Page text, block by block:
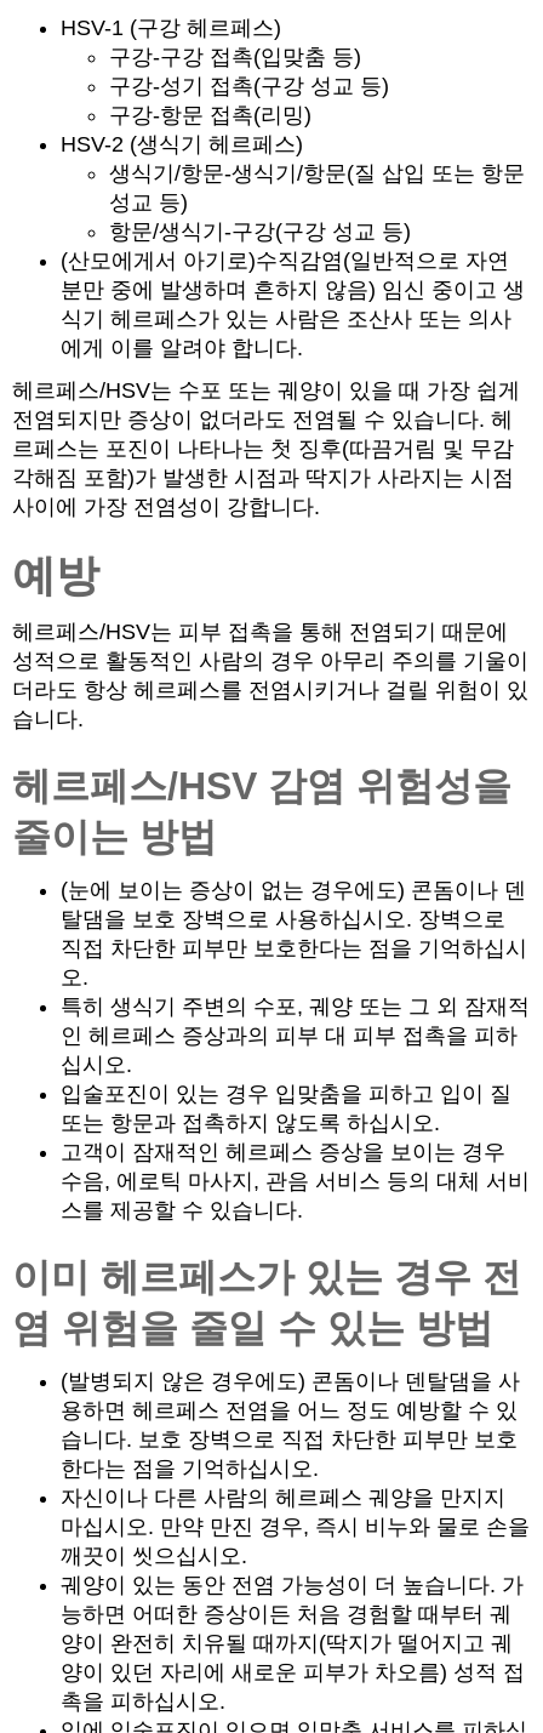
HSV-1 (구강 헤르페스)
구강-구강 접촉(입맞춤 등)
구강-성기 접촉(구강 성교 등)
구강-항문 접촉(리밍)
HSV-2 (생식기 헤르페스)
생식기/항문-생식기/항문(질 삽입 또는 항문
성교 등)
항문/생식기-구강(구강 성교 등)
(산모에게서 아기로)수직감염(일반적으로 자연
분만 중에 발생하며 흔하지 않음) 임신 중이고 생
식기 헤르페스가 있는 사람은 조산사 또는 의사
에게 이를 알려야 합니다.
헤르페스/HSV는 수포 또는 궤양이 있을 때 가장 쉽게
전염되지만 증상이 없더라도 전염될 수 있습니다. 헤
르페스는 포진이 나타나는 첫 징후(따끔거림 및 무감
각해짐 포함)가 발생한 시점과 딱지가 사라지는 시점
사이에 가장 전염성이 강합니다.
예방
헤르페스/HSV는 피부 접촉을 통해 전염되기 때문에
성적으로 활동적인 사람의 경우 아무리 주의를 기울이
더라도 항상 헤르페스를 전염시키거나 걸릴 위험이 있
습니다.
헤르페스/HSV 감염 위험성을
줄이는 방법
(눈에 보이는 증상이 없는 경우에도) 콘돔이나 덴
탈댐을 보호 장벽으로 사용하십시오. 장벽으로
직접 차단한 피부만 보호한다는 점을 기억하십시
오.
특히 생식기 주변의 수포, 궤양 또는 그 외 잠재적
인 헤르페스 증상과의 피부 대 피부 접촉을 피하
십시오.
입술포진이 있는 경우 입맞춤을 피하고 입이 질
또는 항문과 접촉하지 않도록 하십시오.
고객이 잠재적인 헤르페스 증상을 보이는 경우
수음, 에로틱 마사지, 관음 서비스 등의 대체 서비
스를 제공할 수 있습니다.
이미 헤르페스가 있는 경우 전
염 위험을 줄일 수 있는 방법
(발병되지 않은 경우에도) 콘돔이나 덴탈댐을 사
용하면 헤르페스 전염을 어느 정도 예방할 수 있
습니다. 보호 장벽으로 직접 차단한 피부만 보호
한다는 점을 기억하십시오.
자신이나 다른 사람의 헤르페스 궤양을 만지지
마십시오. 만약 만진 경우, 즉시 비누와 물로 손을
깨끗이 씻으십시오.
궤양이 있는 동안 전염 가능성이 더 높습니다. 가
능하면 어떠한 증상이든 처음 경험할 때부터 궤
양이 완전히 치유될 때까지(딱지가 떨어지고 궤
양이 있던 자리에 새로운 피부가 차오름) 성적 접
촉을 피하십시오.